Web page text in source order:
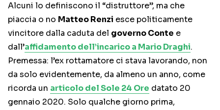
Alcuni lo definiscono il “distruttore”, ma che
piaccia o no Matteo Renzi esce politicamente
vincitore dalla caduta del governo Conte e
dall’affidamento dell’incarico a Mario Draghi.
Premessa: l’ex rottamatore ci stava lavorando, non
da solo evidentemente, da almeno un anno, come
ricorda un articolo del Sole 24 Ore datato 20
gennaio 2020. Solo qualche giorno prima,